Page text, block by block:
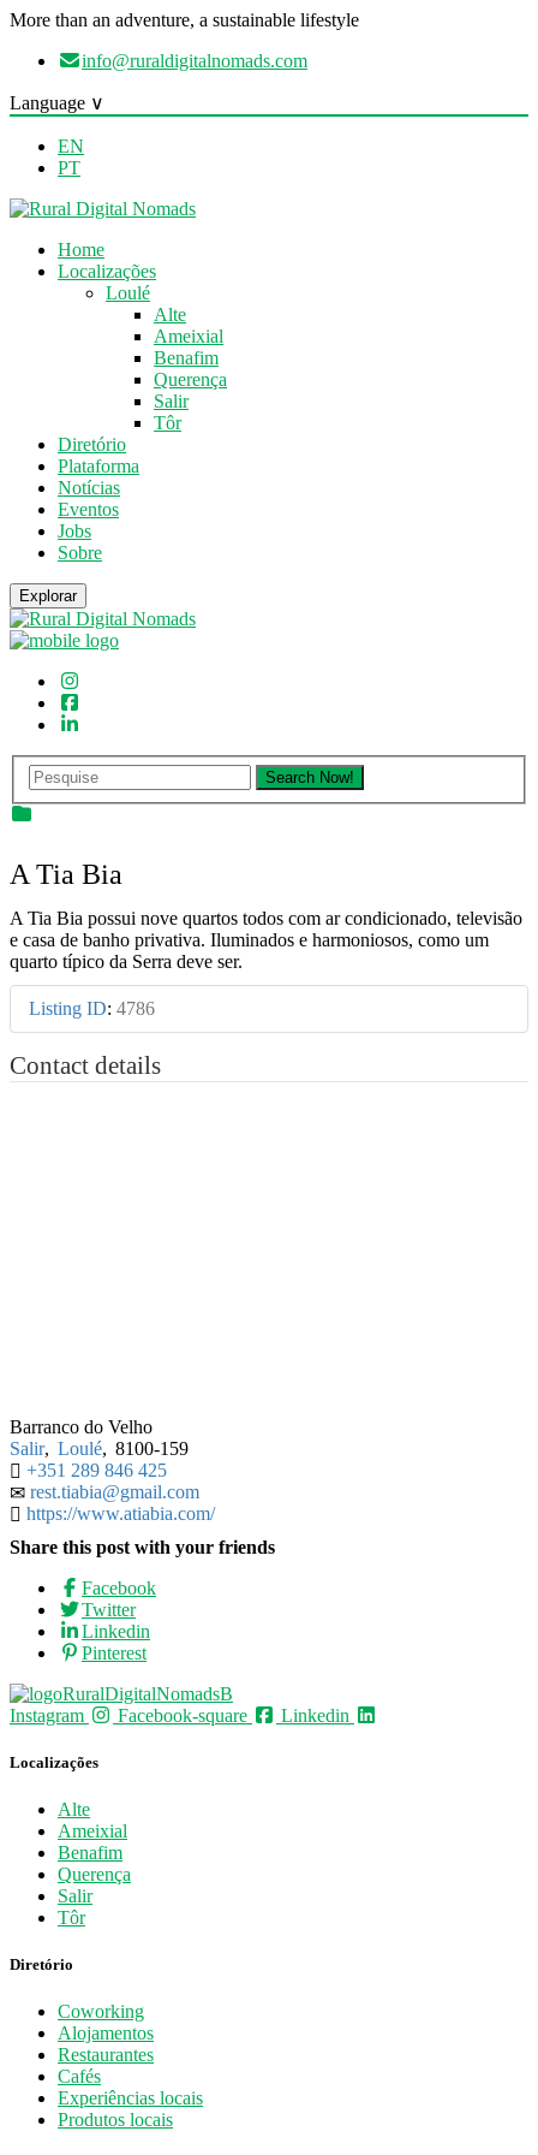
More than an adventure, a sustainable lifestyle
info@ruraldigitalnomads.com
Language ∨
EN
PT
Home
Localizações
Loulé
Alte
Ameixial
Benafim
Querença
Salir
Tôr
Diretório
Plataforma
Notícias
Eventos
Jobs
Sobre
Explorar
A Tia Bia
A Tia Bia possui nove quartos todos com ar condicionado, televisão
e casa de banho privativa. Iluminados e harmoniosos, como um
quarto típico da Serra deve ser.
Listing ID: 4786
Contact details
Barranco do Velho
Salir, Loulé, 8100-159
+351 289 846 425
rest.tiabia@gmail.com
https://www.atiabia.com/
Share this post with your friends
Facebook
Twitter
Linkedin
Pinterest
Instagram Facebook-square Linkedin
Localizações
Alte
Ameixial
Benafim
Querença
Salir
Tôr
Diretório
Coworking
Alojamentos
Restaurantes
Cafés
Experiências locais
Produtos locais